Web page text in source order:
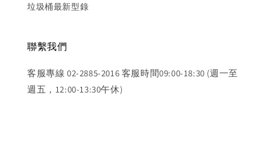
垃圾桶最新型錄
聯繫我們
客服專線 02-2885-2016 客服時間09:00-18:30 (週一至
週五，12:00-13:30午休)